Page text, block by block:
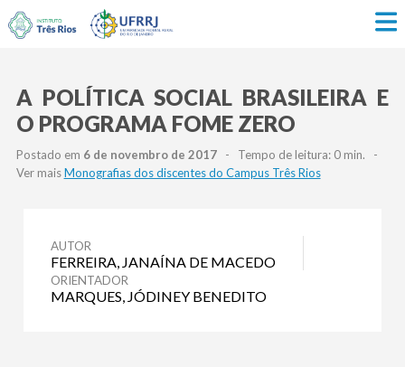
A POLÍTICA SOCIAL BRASILEIRA E
O PROGRAMA FOME ZERO
Postado em 6 de novembro de 2017- Tempo de leitura: 0 min. -
Ver maisMonografias dos discentes do Campus Três Rios
AUTOR
FERREIRA, JANAÍNA DE MACEDO
ORIENTADOR
MARQUES, JÓDINEY BENEDITO